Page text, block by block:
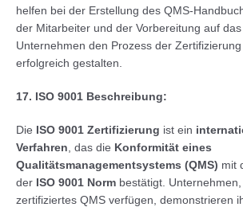
helfen bei der Erstellung des QMS-
der Mitarbeiter und der Vorbereitung auf
Unternehmen den Prozess der
erfolgreich gestalten.
17. ISO 9001 Beschreibung:
Die ISO 9001 Zertifizierung ist ein
Verfahren , das die Konformität eines
Qualitätsmanagementsystems (QMS) mit
der ISO 9001 Norm bestätigt.
zertifiziertes QMS verfügen, demonstrieren